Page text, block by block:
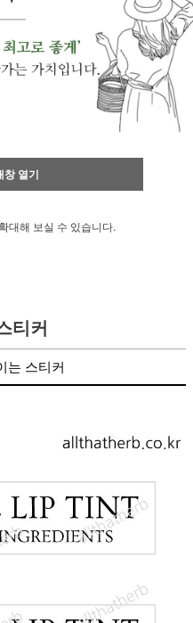
창 열기
대해 보실 수 있습니다.
티커
는 스티커